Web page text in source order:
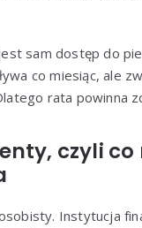
sam dostęp do
co miesiąc, ale
rata powinna
czyli
Instytucja